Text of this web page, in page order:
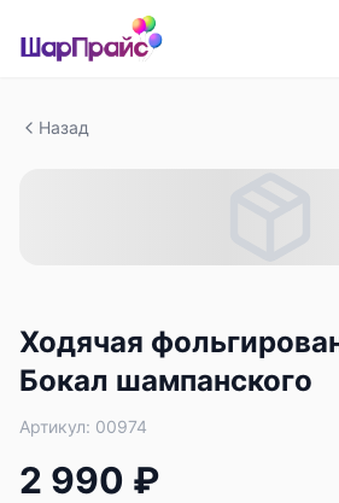
Назад
Ходячая
Бокал шампанского
Артикул: 00974
2 990 ₽